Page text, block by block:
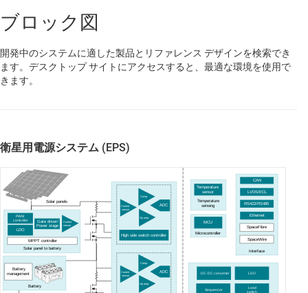
ブロック図
開発中のシステムに適した製品とリファレンス デザインを検索でき
ます。デスクトップ サイトにアクセスすると、最適な環境を使用で
きます。
衛星用電源システム (EPS)
Solar panels
Battery
Battery
management
Temperature
sensing
Temperature
sensor
Microcontroller
MCU
Interface
CAN
RS422/RS485
LVDS/ECL
Ethernet
SpaceFibre
SpaceWire
DC-DC converter LDO
Load
switch
Sequencer
Solar panel to battery
PWM
controller Gate driver/
Power stage
Current
sensor
LDO
MPPT controller
Op amp
High side switch controller
Comp
Current
sensor
ADC
Op amp
Comp
Current
sensor
ADC